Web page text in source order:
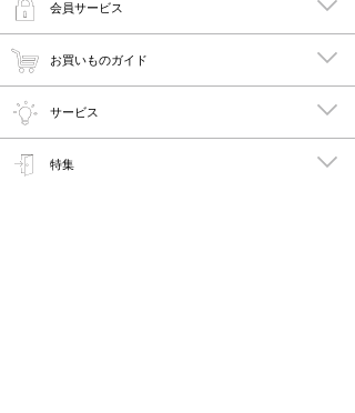
会員サービス
お買いものガイド
サービス
特集